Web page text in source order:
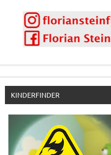
KINDERFINDER